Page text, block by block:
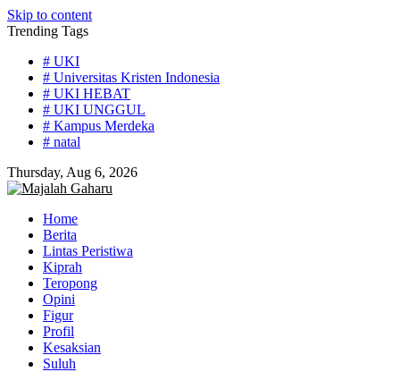
Skip to content
Trending Tags
# UKI
# Universitas Kristen Indonesia
# UKI HEBAT
# UKI UNGGUL
# Kampus Merdeka
# natal
Thursday, Aug 6, 2026
Home
Berita
Lintas Peristiwa
Kiprah
Teropong
Opini
Figur
Profil
Kesaksian
Suluh